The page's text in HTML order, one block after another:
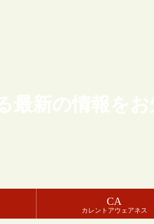
最新の情報を
CA
カレントアウェアネス